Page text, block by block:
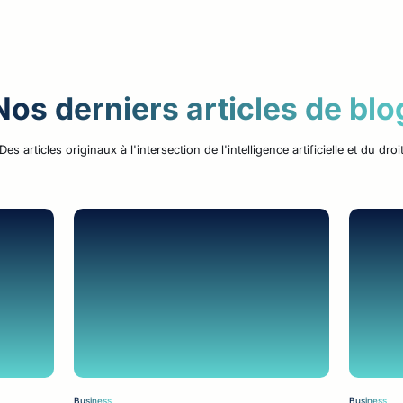
derniers articles de
Des articles originaux à l'intersection de l'intelligence artificielle et du droit
Business Business